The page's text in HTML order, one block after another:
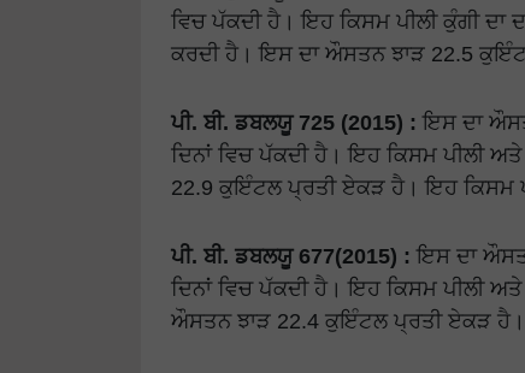
ਵਿਚ ਪੱਕਦੀ ਹੈ। ਇਹ ਕਿਸਮ ਪੀਲੀ ਕੁੰਗੀ ਦਾ
ਕਰਦੀ ਹੈ। ਇਸ ਦਾ ਔਸਤਨ ਝਾੜ 22.5
ਪੀ. ਬੀ. ਡਬਲਯੂ 725 (2015) : ਇਸ ਦਾ
ਦਿਨਾਂ ਵਿਚ ਪੱਕਦੀ ਹੈ। ਇਹ ਕਿਸਮ ਪੀਲੀ
22.9 ਕੁਇੰਟਲ ਪ੍ਰਤੀ ਏਕੜ ਹੈ। ਇਹ ਕਿਸਮ
ਪੀ. ਬੀ. ਡਬਲਯੂ 677(2015) : ਇਸ ਦਾ
ਦਿਨਾਂ ਵਿਚ ਪੱਕਦੀ ਹੈ। ਇਹ ਕਿਸਮ ਪੀਲੀ
ਔਸਤਨ ਝਾੜ 22.4 ਕੁਇੰਟਲ ਪ੍ਰਤੀ ਏਕੜ